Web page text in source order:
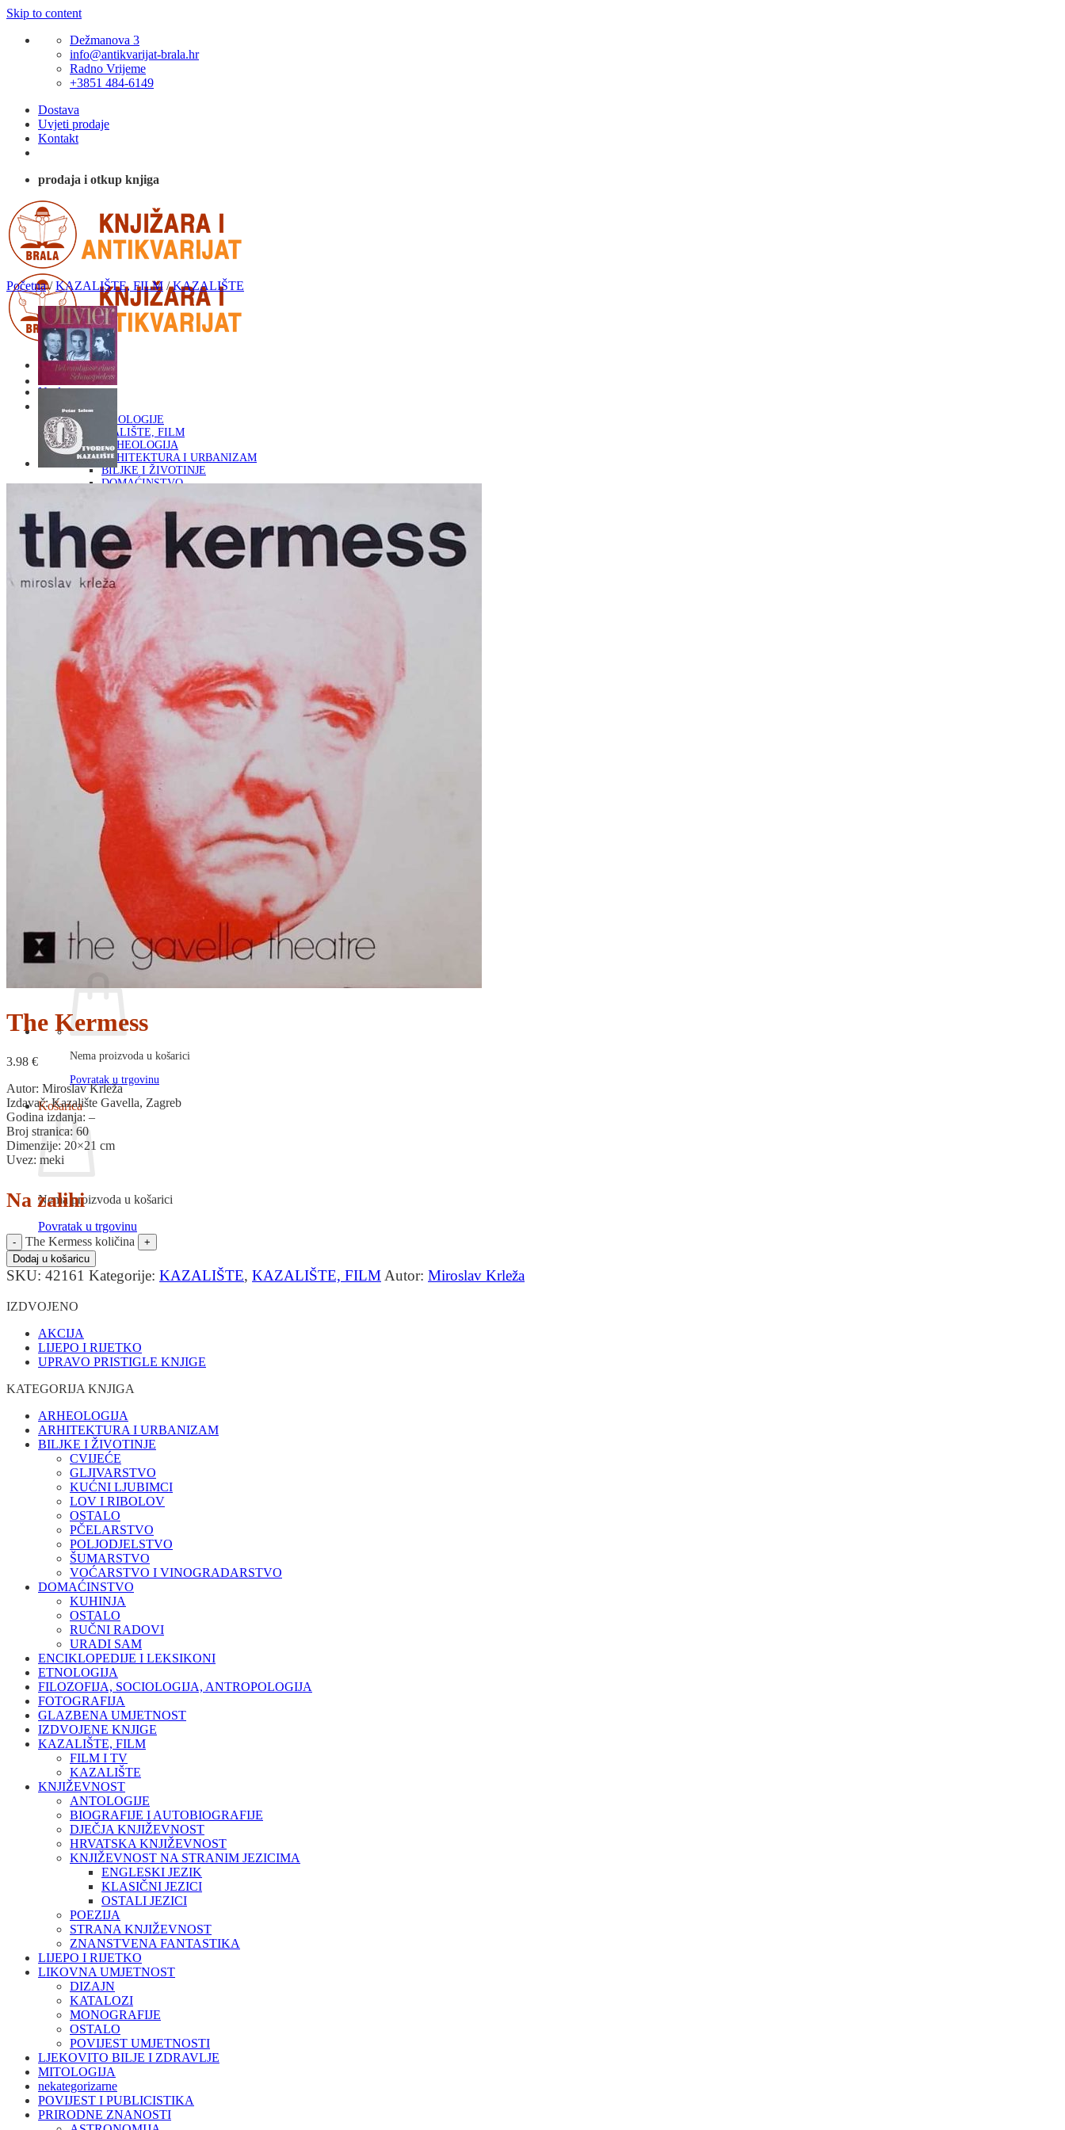
Skip to content
Dežmanova 3
info@antikvarijat-brala.hr
Radno Vrijeme
+3851 484-6149
Dostava
Uvjeti prodaje
Kontakt
prodaja i otkup knjiga
Naslovna
KNJIGE
OD ARHEOLOGIJE
DO KAZALIŠTE, FILM
ARHEOLOGIJA
ARHITEKTURA I URBANIZAM
BILJKE I ŽIVOTINJE
DOMAĆINSTVO
ETNOLOGIJA
FILOZOFIJA, SOCIOLOGIJA, ANTROPOLOGIJA
FOTOGRAFIJA
GLAZBENA UMJETNOST
KAZALIŠTE, FILM
OD KNJIŽEVNOST
DO RELIGIJA
KNJIŽEVNOST
LIKOVNA UMJETNOST
LJEKOVITO BILJE I ZDRAVLJE
MITOLOGIJA
POVIJEST I PUBLICISTIKA
PRIRODNE ZNANOSTI
PSIHOLOGIJA, POPULARNA PSIHOLOGIJA,
ALTERNATIVA
RAZNO
RELIGIJA
OD RJEČNIKA
DO ZEMLJOVIDA
RJEČNICI, GRAMATIKE, PRAVOPISI…
ŠAH
SPORT
STRIPOVI
TEHNIČKE ZNANOSTI
TEORIJA I POVIJEST KNJIŽEVNOSTI
VEDUTE
ZAGREB
ZEMLJOVIDI
Otkup knjiga
Pretraži:
Nema proizvoda u košarici
Povratak u trgovinu
Košarica
Nema proizvoda u košarici
Povratak u trgovinu
Početna / KAZALIŠTE, FILM / KAZALIŠTE
The Kermess
3.98 €
Autor: Miroslav Krleža
Izdavač: Kazalište Gavella, Zagreb
Godina izdanja: –
Broj stranica: 60
Dimenzije: 20×21 cm
Uvez: meki
Na zalihi
The Kermess količina
Dodaj u košaricu
SKU: 42161 Kategorije: KAZALIŠTE, KAZALIŠTE, FILM Autor: Miroslav Krleža
IZDVOJENO
AKCIJA
LIJEPO I RIJETKO
UPRAVO PRISTIGLE KNJIGE
KATEGORIJA KNJIGA
ARHEOLOGIJA
ARHITEKTURA I URBANIZAM
BILJKE I ŽIVOTINJE
CVIJEĆE
GLJIVARSTVO
KUĆNI LJUBIMCI
LOV I RIBOLOV
OSTALO
PČELARSTVO
POLJODJELSTVO
ŠUMARSTVO
VOĆARSTVO I VINOGRADARSTVO
DOMAĆINSTVO
KUHINJA
OSTALO
RUČNI RADOVI
URADI SAM
ENCIKLOPEDIJE I LEKSIKONI
ETNOLOGIJA
FILOZOFIJA, SOCIOLOGIJA, ANTROPOLOGIJA
FOTOGRAFIJA
GLAZBENA UMJETNOST
IZDVOJENE KNJIGE
KAZALIŠTE, FILM
FILM I TV
KAZALIŠTE
KNJIŽEVNOST
ANTOLOGIJE
BIOGRAFIJE I AUTOBIOGRAFIJE
DJEČJA KNJIŽEVNOST
HRVATSKA KNJIŽEVNOST
KNJIŽEVNOST NA STRANIM JEZICIMA
ENGLESKI JEZIK
KLASIČNI JEZICI
OSTALI JEZICI
POEZIJA
STRANA KNJIŽEVNOST
ZNANSTVENA FANTASTIKA
LIJEPO I RIJETKO
LIKOVNA UMJETNOST
DIZAJN
KATALOZI
MONOGRAFIJE
OSTALO
POVIJEST UMJETNOSTI
LJEKOVITO BILJE I ZDRAVLJE
MITOLOGIJA
nekategorizarne
POVIJEST I PUBLICISTIKA
PRIRODNE ZNANOSTI